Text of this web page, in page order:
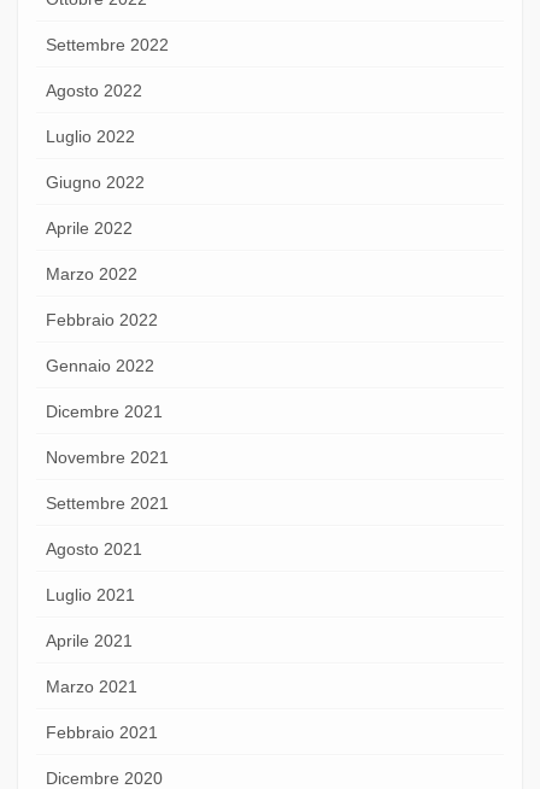
Settembre 2022
Agosto 2022
Luglio 2022
Giugno 2022
Aprile 2022
Marzo 2022
Febbraio 2022
Gennaio 2022
Dicembre 2021
Novembre 2021
Settembre 2021
Agosto 2021
Luglio 2021
Aprile 2021
Marzo 2021
Febbraio 2021
Dicembre 2020